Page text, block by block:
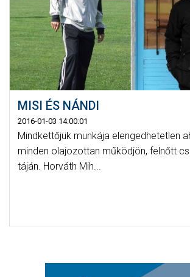
SZURKOLÓI ÉLMÉNYEK
AKKREDITÁCIÓ
MISI ÉS NÁNDI
2016-01-03 14:00:01
Mindkettőjük munkája elengedhetetlen
minden olajozottan működjön, felnőtt
táján. Horváth Mih...